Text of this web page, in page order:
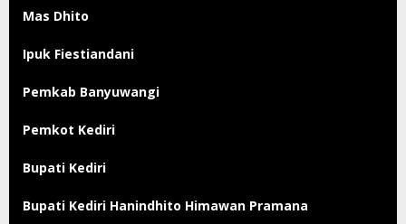
Mas Dhito
Ipuk Fiestiandani
Pemkab Banyuwangi
Pemkot Kediri
Bupati Kediri
Bupati Kediri Hanindhito Himawan Pramana